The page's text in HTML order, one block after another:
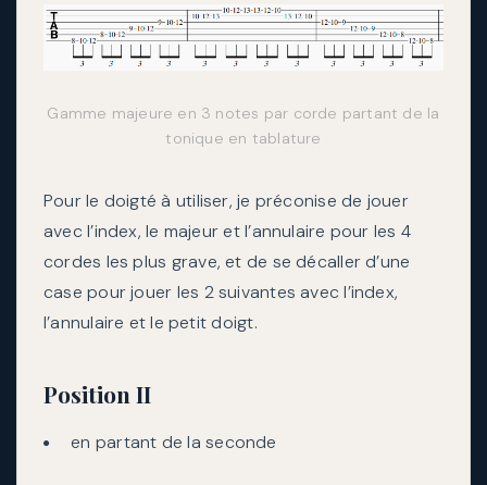
Gamme majeure en 3 notes par corde partant de la
tonique en tablature
Pour le doigté à utiliser, je préconise de jouer
avec l’index, le majeur et l’annulaire pour les 4
cordes les plus grave, et de se décaller d’une
case pour jouer les 2 suivantes avec l’index,
l’annulaire et le petit doigt.
Position II
en partant de la seconde